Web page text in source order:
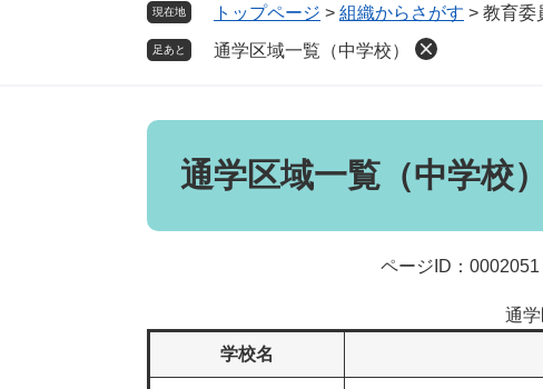
現在地 トップページ > 組織からさがす > 教育委
足あと 通学区域一覧（中学校）
本
通学区域一覧（中学校）
ページID：0002051
通
学校名